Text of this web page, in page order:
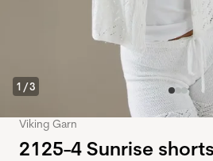
1 /3
Viking Garn
2125-4 Sunrise shorts